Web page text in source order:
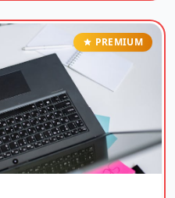
PREMIUM